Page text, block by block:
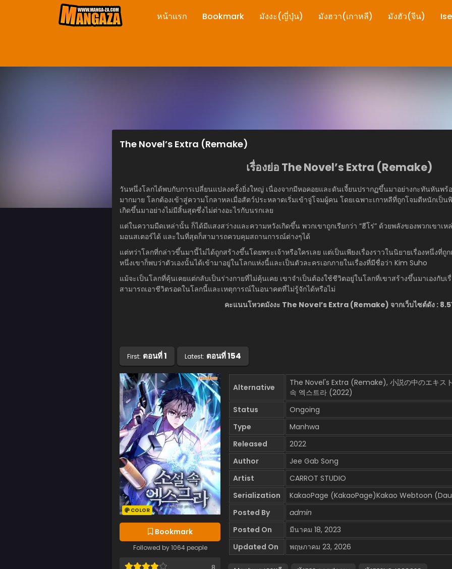
หน้าแรก Bookmark มังงะ(ญี่ปุ่น) มังฮวา(เกาหลี) มังฮัว(จีน)
The Novel’s Extra (Remake)
เรื่องย่อ The Novel’s Extra (Remake)
วันหนึ่งโลกได้พบกับการเปลี่ยนแปลงครั้งยิ่งใหญ่ เนื่องจากมีหอคอยและดันเจี้ยนปรากฏขึ้นมาอย่างกะทันหันพ
มากมาย โลกต้องเข้าสู่ความโกลาหลเมื่อสัตว์ประหลาดเริ่มเข้าจู่โจมผู้คน โดยเฉพาะเกาหลีที่ถูกโจมตีหนักเป็
เกิดขึ้นมาอย่างไม่มีสิ้นสุดซึ่งไม่ต่างอะไรกับนรกเลย
แต่ในความมืดเหล่านั้น ก็ได้มีแสงสว่างและความหวังเกิดขึ้น พวกเขาถูกเรียกว่า “ฮีโร่” ด้วยพลังของพวกเขาเ
มอนสเตอร์ได้ และในที่สุดก็สามารถควบคุมสถานการณ์ต่างๆได้
แต่ทว่าโลกที่กล่าวขึ้นมานี้ไม่ได้ถูกสร้างขึ้นโดยพระเจ้าหรือใครเลย แต่เป็นเพียงเรื่องราวในนิยายเรื่องหนึ่งที่
หนึ่งเขาก็พบว่าตัวเองนั้นได้เข้ามาอยู่ในโลกแห่งนี้และเป็นตัวละครเอกภายในเรื่องที่มีชื่อว่า Kim Suho
แม้จะเป็นโลกที่คุ้นเคยแต่กลับเป็นร่างกายที่ไม่คุ้นเคย เขาจำเป็นต้องใช้ชีวิตอยู่ในโลกที่เขาสร้างขึ้นมาเองกับเ
สามารถเอาชีวิตรอดในโลกนี้และเหตุการณ์ในอนาคตที่ไม่รู้จักได้หรือไม่
คะแนนโหวตมังงะ The Novel’s Extra (Remake) จากเว็บไซต์ดัง :
First: ตอนที่ 1 Latest: ตอนที่ 154
COLOR
Bookmark
Followed by 1064 people
Alternative
The Novel's Extra (Remake), 小説の中のエキス
속 엑스트라 (2022)
Status
Ongoing
Type
Manhwa
Released
2022
Author
Jee Gab Song
Artist
CARROT STUDIO
Serialization
KakaoPage (KakaoPage)Kakao Webtoon
Posted By
admin
Posted On
มีนาคม 18, 2023
Updated On
พฤษภาคม 23, 2026